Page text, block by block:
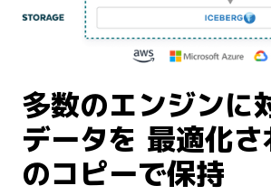
多数のエンジンに
データを 最適化
のコピーで保持